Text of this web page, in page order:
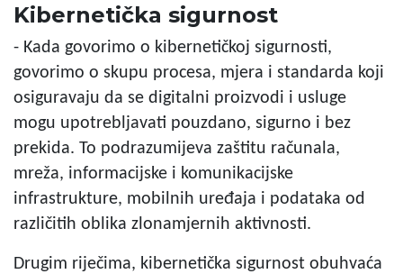
Kibernetička sigurnost
- Kada govorimo o kibernetičkoj sigurnosti,
govorimo o skupu procesa, mjera i standarda koji
osiguravaju da se digitalni proizvodi i usluge
mogu upotrebljavati pouzdano, sigurno i bez
prekida. To podrazumijeva zaštitu računala,
mreža, informacijske i komunikacijske
infrastrukture, mobilnih uređaja i podataka od
različitih oblika zlonamjernih aktivnosti.
Drugim riječima, kibernetička sigurnost obuhvaća